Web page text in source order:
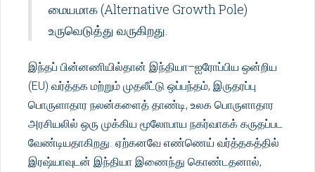
மையமாக (Alternative Growth Pole)
உருவெடுத்து வருகிறது.
இந்தப் பின்னணியில்தான் இந்தியா–ஐரோப்பிய ஒன்றிய
(EU) வர்த்தக மற்றும் முதலீட்டு ஒப்பந்தம், இருதரப்பு
பொருளாதார நலன்களைத் தாண்டி, உலக பொருளாதார
அரசியலில் ஒரு முக்கிய மூலோபாய நகர்வாகக் கருதப்பட
வேண்டியதாகிறது. ஏற்கனவே எண்ணெய் வர்த்தகத்தில்
இரஷ்யாவுடன் இந்தியா இணைந்து கொண்டதனால்,